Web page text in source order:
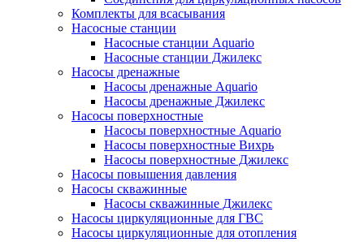
Комплекты для всасывания
Насосные станции
Насосные станции Аquario
Насосные станции Джилекс
Насосы дренажные
Насосы дренажные Аquario
Насосы дренажные Джилекс
Насосы поверхностные
Насосы поверхностные Аquario
Насосы поверхностные Вихрь
Насосы поверхностные Джилекс
Насосы повышения давления
Насосы скважинные
Насосы скважинные Джилекс
Насосы циркуляционные для ГВС
Насосы циркуляционные для отопления